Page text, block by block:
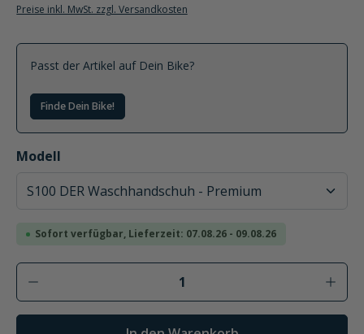
Preise inkl. MwSt. zzgl. Versandkosten
Passt der Artikel auf Dein Bike?
Finde Dein Bike!
Modell
auswählen
Sofort verfügbar, Lieferzeit: 07.08.26 - 09.08.26
Produkt Anzahl: Gib den gewünschten